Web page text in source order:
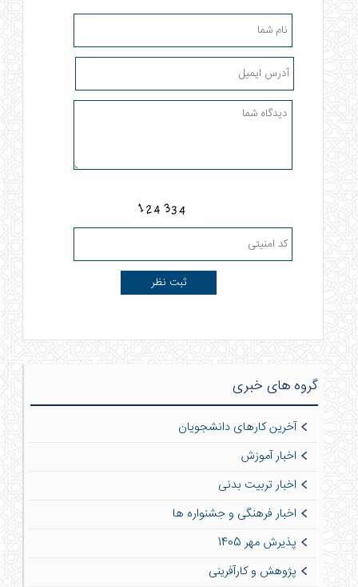
گروه های خبری
آخرین کارهای دانشجویان
اخبار آموزش
اخبار تربیت بدنی
اخبار فرهنگی و جشنواره ها
پذیرش مهر 1405
پژوهش و کارآفرینی